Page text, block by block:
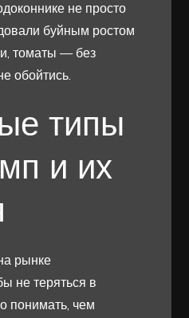
не просто
буйным ростом
томаты — без
обойтись.
типы
и их
рынке
не теряться в
понимать, чем